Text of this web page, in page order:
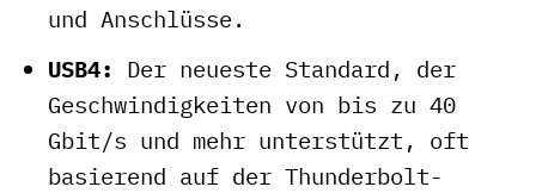
und Anschlüsse.
USB4: Der neueste Standard, der
Geschwindigkeiten von bis zu 40
Gbit/s und mehr unterstützt, oft
basierend auf der Thunderbolt-